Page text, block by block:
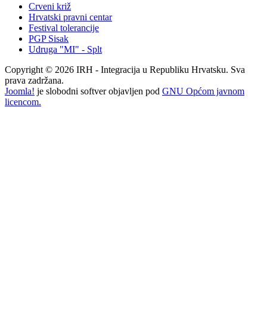
Crveni križ
Hrvatski pravni centar
Festival tolerancije
PGP Sisak
Udruga "MI" - Splt
Copyright © 2026 IRH - Integracija u Republiku Hrvatsku. Sva
prava zadržana.
Joomla! je slobodni softver objavljen pod GNU Općom javnom
licencom.